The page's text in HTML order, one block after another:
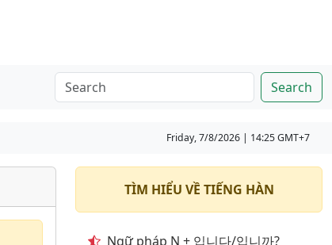
Search
Friday, 7/8/2026 | 14:25 GMT+7
TÌM HIỂU VỀ TIẾNG HÀN
Ngữ pháp N + 입니다/입니까?